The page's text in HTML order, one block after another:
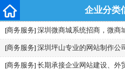
企业分类
[商务服务] 深圳微商城系统招商，微商
[商务服务] 深圳坪山专业的网站制作公司
[商务服务] 长期承接企业网站建设、外